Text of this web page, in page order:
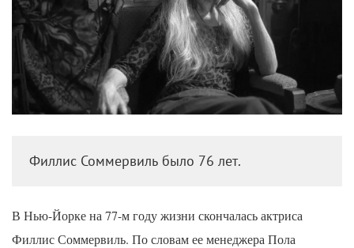
Филлис Соммервиль было 76 лет.
В Нью-Йорке на 77-м году жизни скончалась актриса
Филлис Соммервиль. По словам ее менеджера Пола